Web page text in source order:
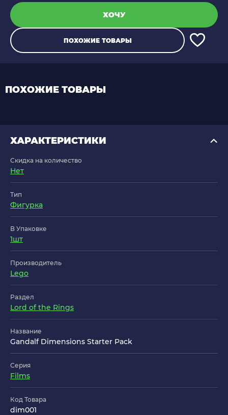
ХОЧУ
ПОХОЖИЕ ТОВАРЫ
ПОХОЖИЕ ТОВАРЫ
ХАРАКТЕРИСТИКИ
Скидка на количество
Нет
Тип
Фигурка
В Упаковке
1шт
Производитель
Lego
Раздел
Lord of the Rings
Название
Gandalf Dimensions Starter Pack
Серия
Films
Код Товара
dim001